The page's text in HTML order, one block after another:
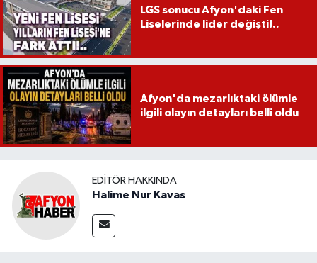
LGS sonucu Afyon'daki Fen
Liselerinde lider değişti!..
Afyon'da mezarlıktaki ölümle
ilgili olayın detayları belli oldu
EDITÖR HAKKINDA
Halime Nur Kavas